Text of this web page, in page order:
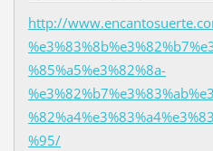
http://
%85%a5%e3%82%8a-
%95/